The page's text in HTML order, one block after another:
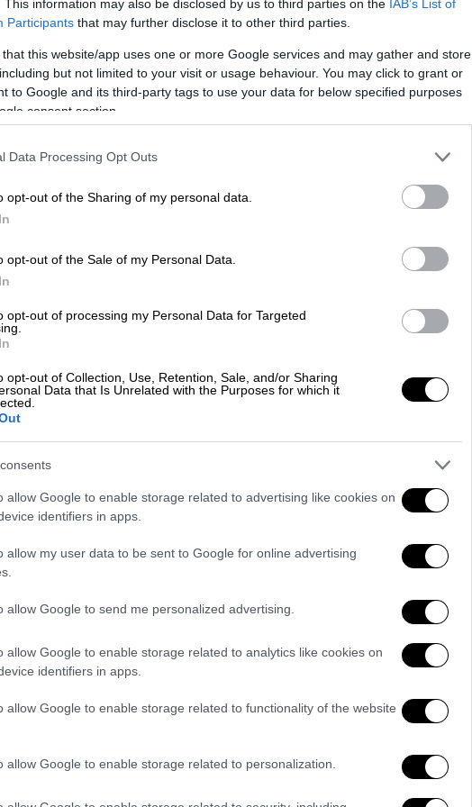
This information may also be disclosed by us to third parties on the IAB’s List of
Participants that may further disclose it to other third parties.
that this website/app uses one or more Google services and may gather and store
but not limited to your visit or usage behaviour. You may click to grant or
to Google and its third-party tags to use your data for below specified purposes
consent section.
Data Processing Opt Outs
opt-out of the Sharing of my personal data.
opt-out of the Sale of my Personal Data.
opt-out of processing my Personal Data for Targeted
opt-out of Collection, Use, Retention, Sale, and/or Sharing
Data that Is Unrelated with the Purposes for which it
allow Google to enable storage related to advertising like cookies on
identifiers in apps.
allow my user data to be sent to Google for online advertising
allow Google to send me personalized advertising.
allow Google to enable storage related to analytics like cookies on
identifiers in apps.
allow Google to enable storage related to functionality of the website
allow Google to enable storage related to personalization.
από το αγγλικό ολιγοπώλιο
πει ο ίδιος ο Ναπολέων, όταν
τον Απρίλιο του 1821.
παρακολούθησαν τηννεκροψία,
συμφώνησαν:Ο Ναπολέων είχε πεθάνει
συνέβη και ο Μέγας
έχουν ξεδιαλύνει ποτέ: Επέσπευσε η
οι Γάλλοι αντίπαλοι του έριξαν
δεν ήταν ο νεκρός εκείνης της
Επί μήνες, ο Ναπολέων, υπέφερε
νυχτερινές εφιδρώσεις και πυρετό. Είχε